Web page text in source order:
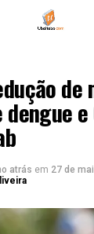
dengue
atrás em 27 de